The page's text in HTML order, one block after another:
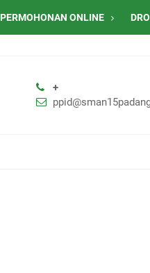
PERMOHONAN ONLINE
+